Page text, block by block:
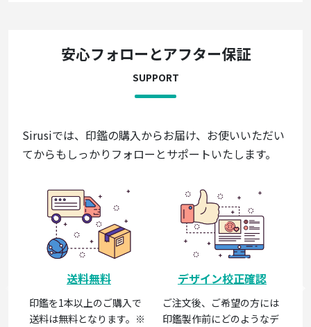
安心フォローとアフター保証
SUPPORT
Sirusiでは、印鑑の購入からお届け、お使いいただい
てからもしっかりフォローとサポートいたします。
送料無料
印鑑を1本以上のご購入で
送料は無料となります。※
デザイン校正確認
ご注文後、ご希望の方には
印鑑製作前にどのようなデ